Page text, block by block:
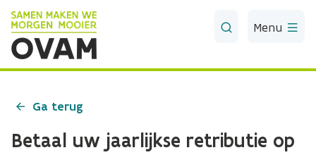
Skip to Main Content
Menu
Ga terug
Betaal uw jaarlijkse retributie op